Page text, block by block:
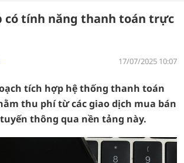
có tính năng thanh toán trực
17/07/2025 10:07
tích hợp hệ thống thanh toán
thu phí từ các giao dịch mua bán
thông qua nền tảng này.